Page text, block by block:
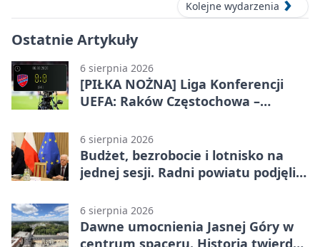
Kolejne wydarzenia
Ostatnie Artykuły
6 sierpnia 2026
[PIŁKA NOŻNA] Liga Konferencji
UEFA: Raków Częstochowa –
meczu III rundy eliminacji
6 sierpnia 2026
Budżet, bezrobocie i lotnisko na
jednej sesji. Radni powiatu podjęli
6 sierpnia 2026
Dawne umocnienia Jasnej Góry w